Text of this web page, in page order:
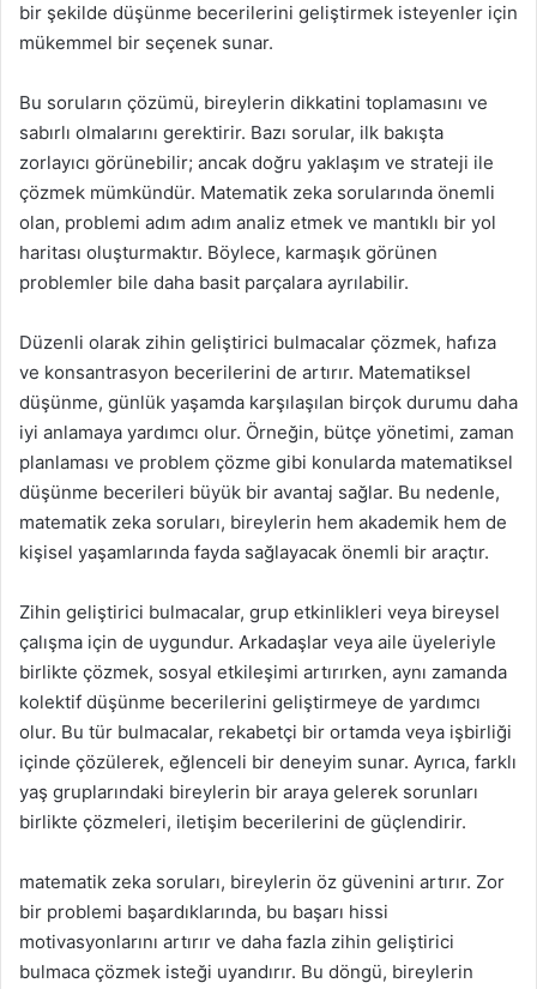
bir şekilde düşünme becerilerini geliştirmek isteyenler için
mükemmel bir seçenek sunar.
Bu soruların çözümü, bireylerin dikkatini toplamasını ve
sabırlı olmalarını gerektirir. Bazı sorular, ilk bakışta
zorlayıcı görünebilir; ancak doğru yaklaşım ve strateji ile
çözmek mümkündür. Matematik zeka sorularında önemli
olan, problemi adım adım analiz etmek ve mantıklı bir yol
haritası oluşturmaktır. Böylece, karmaşık görünen
problemler bile daha basit parçalara ayrılabilir.
Düzenli olarak zihin geliştirici bulmacalar çözmek, hafıza
ve konsantrasyon becerilerini de artırır. Matematiksel
düşünme, günlük yaşamda karşılaşılan birçok durumu daha
iyi anlamaya yardımcı olur. Örneğin, bütçe yönetimi, zaman
planlaması ve problem çözme gibi konularda matematiksel
düşünme becerileri büyük bir avantaj sağlar. Bu nedenle,
matematik zeka soruları, bireylerin hem akademik hem de
kişisel yaşamlarında fayda sağlayacak önemli bir araçtır.
Zihin geliştirici bulmacalar, grup etkinlikleri veya bireysel
çalışma için de uygundur. Arkadaşlar veya aile üyeleriyle
birlikte çözmek, sosyal etkileşimi artırırken, aynı zamanda
kolektif düşünme becerilerini geliştirmeye de yardımcı
olur. Bu tür bulmacalar, rekabetçi bir ortamda veya işbirliği
içinde çözülerek, eğlenceli bir deneyim sunar. Ayrıca, farklı
yaş gruplarındaki bireylerin bir araya gelerek sorunları
birlikte çözmeleri, iletişim becerilerini de güçlendirir.
matematik zeka soruları, bireylerin öz güvenini artırır. Zor
bir problemi başardıklarında, bu başarı hissi
motivasyonlarını artırır ve daha fazla zihin geliştirici
bulmaca çözmek isteği uyandırır. Bu döngü, bireylerin